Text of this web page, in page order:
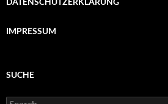
IMPRESSUM
SUCHE
Search